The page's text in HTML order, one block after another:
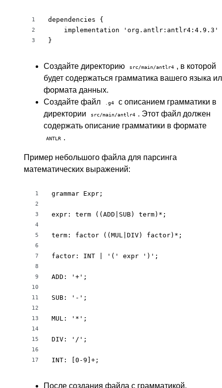
1
2
3
dependencies {
    implementation 'org.antlr:antlr4:4.9.3'
}
Создайте директорию src/main/antlr4 , в которой
будет содержаться грамматика вашего языка
формата данных.
Создайте файл
.g4
с описанием грамматики в
директории
src/main/antlr4 . Этот файл должен
содержать описание грамматики в формате
ANTLR .
Пример небольшого файла для парсинга
математических выражений:
1
2
3
4
5
6
7
8
9
10
11
12
13
14
15
16
17
grammar Expr;
expr: term ((ADD|SUB) term)*;
term: factor ((MUL|DIV) factor)*;
factor: INT | '(' expr ')';
ADD: '+';
SUB: '-';
MUL: '*';
DIV: '/';
INT: [0-9]+;
После создания файла с грамматикой,